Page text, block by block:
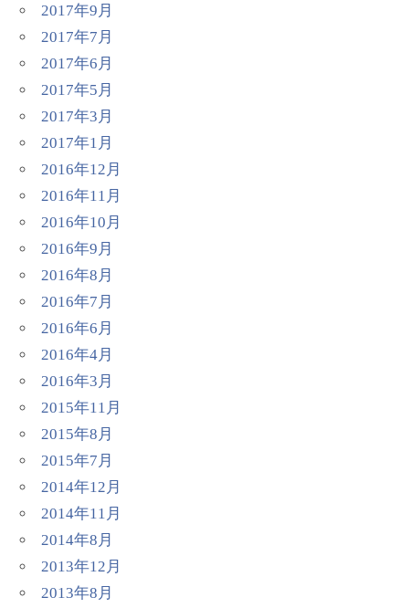
2017年9月
2017年7月
2017年6月
2017年5月
2017年3月
2017年1月
2016年12月
2016年11月
2016年10月
2016年9月
2016年8月
2016年7月
2016年6月
2016年4月
2016年3月
2015年11月
2015年8月
2015年7月
2014年12月
2014年11月
2014年8月
2013年12月
2013年8月